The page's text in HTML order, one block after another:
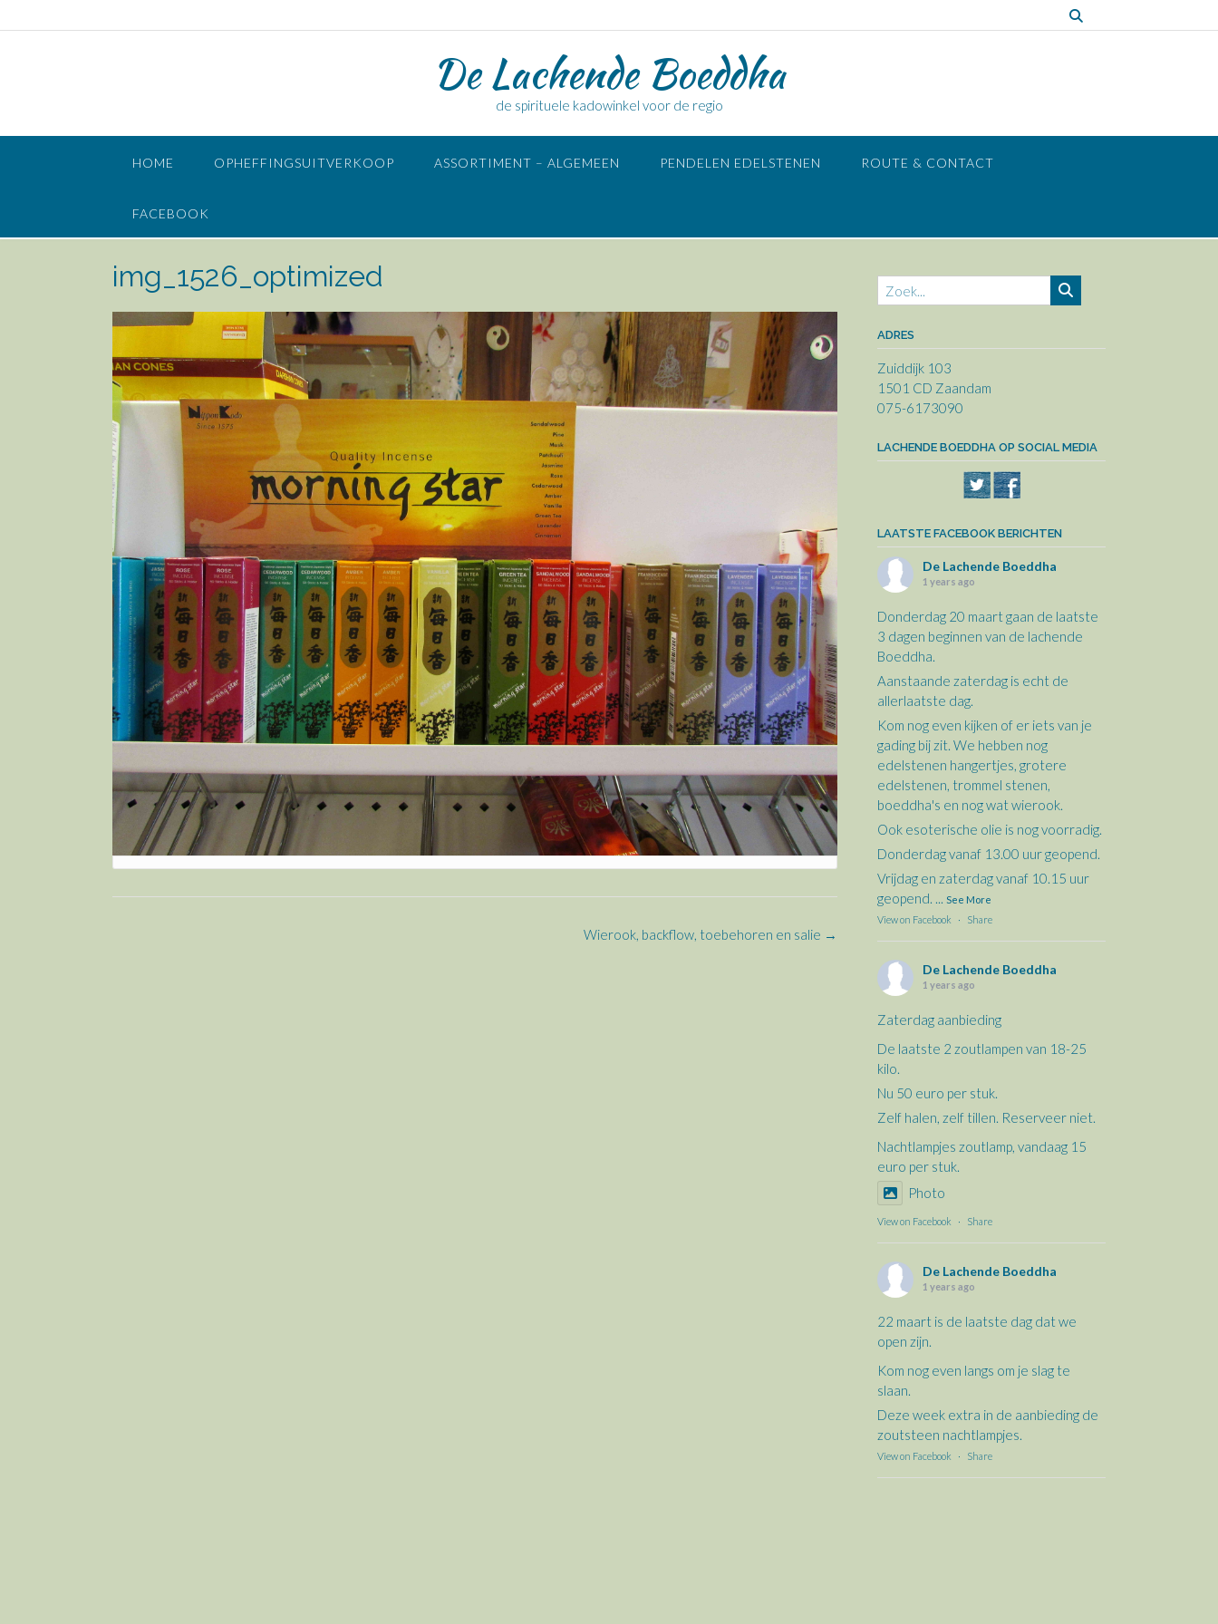
naar
De Lachende Boeddha
de spirituele kadowinkel voor de regio
HOME OPHEFFINGSUITVERKOOP ASSORTIMENT – ALGEMEEN PENDELEN EDELSTENEN ROUTE & CONTACT
FACEBOOK
img_1526_optimized
Wierook, backflow, toebehoren en salie →
ADRES
Zuiddijk 103
1501 CD Zaandam
075-6173090
LACHENDE BOEDDHA OP SOCIAL MEDIA
LAATSTE FACEBOOK BERICHTEN
De Lachende Boeddha
1 years ago
Donderdag 20 maart gaan de laatste
3 dagen beginnen van de lachende
Boeddha.
Aanstaande zaterdag is echt de
allerlaatste dag.
Kom nog even kijken of er iets van je
gading bij zit. We hebben nog
edelstenen hangertjes, grotere
edelstenen, trommel stenen,
boeddha's en nog wat wierook.
Ook esoterische olie is nog voorradig.
Donderdag vanaf 13.00 uur geopend.
Vrijdag en zaterdag vanaf 10.15 uur
geopend. ... See More
View on Facebook
· Share
De Lachende Boeddha
1 years ago
Zaterdag aanbieding
De laatste 2 zoutlampen van 18-25
kilo.
Nu 50 euro per stuk.
Zelf halen, zelf tillen. Reserveer niet.
Nachtlampjes zoutlamp, vandaag 15
euro per stuk.
Photo
View on Facebook · Share
De Lachende Boeddha
1 years ago
22 maart is de laatste dag dat we
open zijn.
Kom nog even langs om je slag te
slaan.
Deze week extra in de aanbieding de
zoutsteen nachtlampjes.
View on Facebook · Share